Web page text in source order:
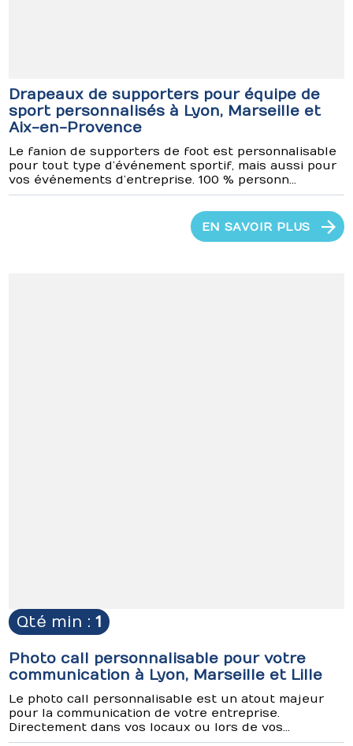
Drapeaux de supporters pour équipe de
sport personnalisés à Lyon, Marseille et
Aix-en-Provence
Le fanion de supporters de foot est personnalisable
pour tout type d’événement sportif, mais aussi pour
vos événements d’entreprise. 100 % personn...
EN SAVOIR PLUS
Qté min :1
Photo call personnalisable pour votre
communication à Lyon, Marseille et Lille
Le photo call personnalisable est un atout majeur
pour la communication de votre entreprise.
Directement dans vos locaux ou lors de vos...